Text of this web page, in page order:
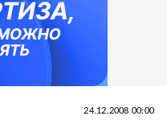
24.12.2008 00:00